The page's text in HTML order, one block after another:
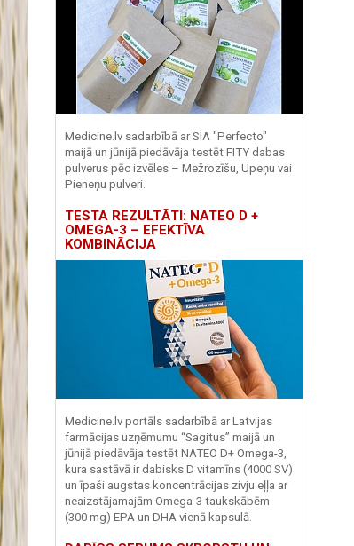
Medicine.lv sadarbībā ar SIA "Perfecto"
maijā un jūnijā piedāvāja testēt FITY dabas
pulverus pēc izvēles – Mežrozīšu, Upeņu vai
Pieneņu pulveri.
TESTA REZULTĀTI: NATEO D +
OMEGA-3 – EFEKTĪVA
KOMBINĀCIJA
Medicine.lv portāls sadarbībā ar Latvijas
farmācijas uzņēmumu “Sagitus” maijā un
jūnijā piedāvāja testēt NATEO D+ Omega-3,
kura sastāvā ir dabisks D vitamīns (4000 SV)
un īpaši augstas koncentrācijas zivju eļļa ar
neaizstājamajām Omega-3 taukskābēm
(300 mg) EPA un DHA vienā kapsulā.